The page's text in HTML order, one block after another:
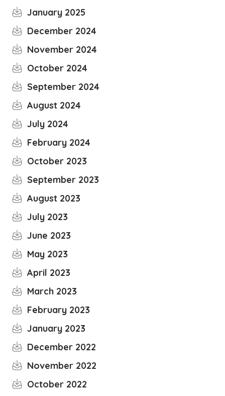
January 2025
December 2024
November 2024
October 2024
September 2024
August 2024
July 2024
February 2024
October 2023
September 2023
August 2023
July 2023
June 2023
May 2023
April 2023
March 2023
February 2023
January 2023
December 2022
November 2022
October 2022